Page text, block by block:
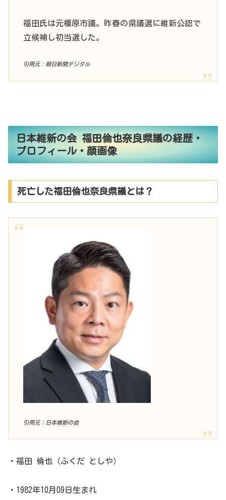
福田氏は元橿原市議。昨春の県議選に維新公認で
立候補し初当選した。
引用元：朝日新聞デジタル
日本維新の会 福田倫也奈良県議の経歴・
プロフィール・顔画像
死亡した福田倫也奈良県議とは？
引用元：日本維新の会
・福田 倫也（ふくだ としや）
・1982年10月09日生まれ